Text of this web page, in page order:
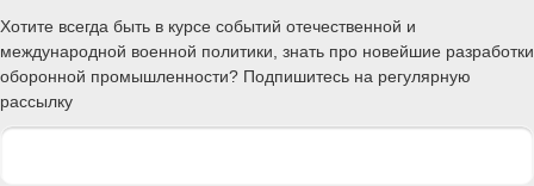
Хотите всегда быть в курсе событий отечественной и
международной военной политики, знать про новейшие разработки
оборонной промышленности? Подпишитесь на регулярную
рассылку